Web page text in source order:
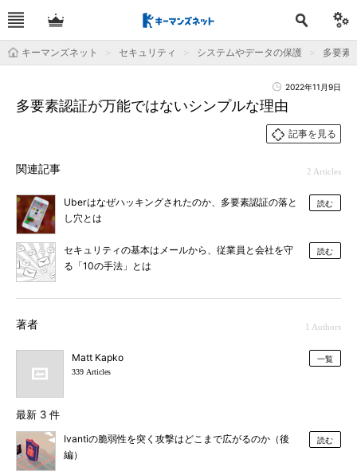
キーマンズネット セキュリティ システムやデータの保護 多要素
2022年11月9日
多要素認証が万能ではないシンプルな理由
記事を見る
関連記事 2 Articles
Uberはなぜハッキングされたのか、多要素認証の落と
し穴とは
読む
セキュリティの基本はメールから、従業員と会社を守
る「10の手法」とは
読む
著者 1 Authors
Matt Kapko
339 Articles
一覧
最新 3 件
Ivantiの脆弱性を突く攻撃はどこまで広がるのか（後
編）
読む